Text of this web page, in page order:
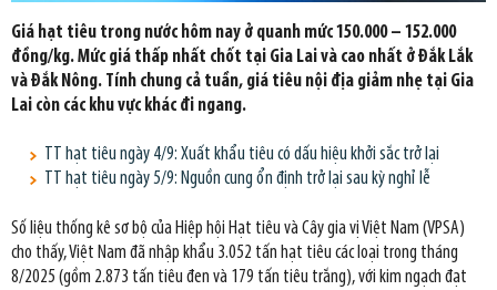
Giá hạt tiêu trong nước hôm nay ở quanh mức 150.000 – 152.000
đồng/kg. Mức giá thấp nhất chốt tại Gia Lai và cao nhất ở Đắk Lắk
và Đắk Nông. Tính chung cả tuần, giá tiêu nội địa giảm nhẹ tại Gia
Lai còn các khu vực khác đi ngang.
TT hạt tiêu ngày 4/9: Xuất khẩu tiêu có dấu hiệu khởi sắc trở lại
TT hạt tiêu ngày 5/9: Nguồn cung ổn định trở lại sau kỳ nghỉ lễ
Số liệu thống kê sơ bộ của Hiệp hội Hạt tiêu và Cây gia vị Việt Nam (VPSA)
cho thấy, Việt Nam đã nhập khẩu 3.052 tấn hạt tiêu các loại trong tháng
8/2025 (gồm 2.873 tấn tiêu đen và 179 tấn tiêu trắng), với kim ngạch đạt